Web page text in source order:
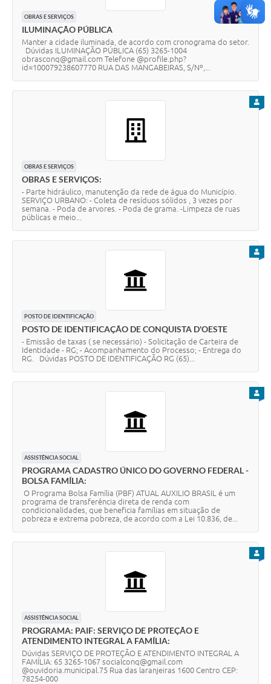
OBRAS E SERVIÇOS
ILUMINAÇÃO PÚBLICA
Manter a cidade iluminada, de acordo com cronograma do setor.
Dúvidas ILUMINAÇÃO PÚBLICA (65) 3265-1004
obrasconq@gmail.com Telefone @profile.php?
id=100079238607770 RUA DAS MANGABEIRAS, S/Nº,...
OBRAS E SERVIÇOS
OBRAS E SERVIÇOS:
- Parte hidráulico, manutenção da rede de água do Município.
SERVIÇO URBANO: - Coleta de resíduos sólidos , 3 vezes por
semana. - Poda de arvores. - Poda de grama. -Limpeza de ruas
públicas e meio...
POSTO DE IDENTIFICAÇÃO
POSTO DE IDENTIFICAÇÃO DE CONQUISTA D'OESTE
- Emissão de taxas ( se necessário) - Solicitação de Carteira de
Identidade - RG; - Acompanhamento do Processo; - Entrega do
RG. Dúvidas POSTO DE IDENTIFICAÇÃO RG (65)...
ASSISTÊNCIA SOCIAL
PROGRAMA CADASTRO ÚNICO DO GOVERNO FEDERAL -
BOLSA FAMÍLIA:
O Programa Bolsa Família (PBF) ATUAL AUXILIO BRASIL é um
programa de transferência direta de renda com
condicionalidades, que beneficia famílias em situação de
pobreza e extrema pobreza, de acordo com a Lei 10.836, de...
ASSISTÊNCIA SOCIAL
PROGRAMA: PAIF: SERVIÇO DE PROTEÇÃO E
ATENDIMENTO INTEGRAL A FAMÍLIA:
Dúvidas SERVIÇO DE PROTEÇÃO E ATENDIMENTO INTEGRAL A
FAMÍLIA: 65 3265-1067 socialconq@gmail.com
@ouvidoria.municipal.75 Rua das laranjeiras 1600 Centro CEP:
78254-000